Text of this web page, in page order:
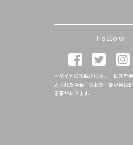
Follow
本サイトに掲載されるサービスを
入された場合、売上の一部が朝日
る事があります。